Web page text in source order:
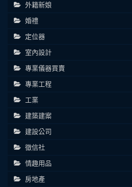
外籍新娘
婚禮
定位器
室內設計
專業儀器買賣
專業工程
工業
建築建案
建設公司
徵信社
情趣用品
房地產